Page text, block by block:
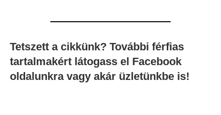
Tetszett a cikkünk? További férfias
tartalmakért látogass el Facebook
oldalunkra vagy akár üzletünkbe is!